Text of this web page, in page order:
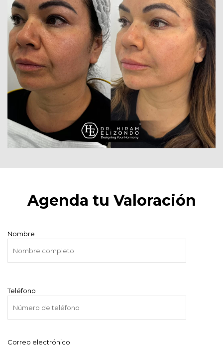
Agenda tu Valoración
Nombre
Teléfono
Correo electrónico